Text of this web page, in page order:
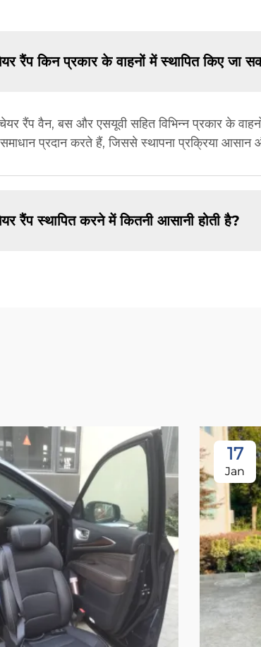
रैंप किन प्रकार के वाहनों में स्थापित किए जा
रैंप वैन, बस और एसयूवी सहित विभिन्न प्रकार के
प्रदान करते हैं, जिससे स्थापना प्रक्रिया आसान
रैंप स्थापित करने में कितनी आसानी होती है?
17
Jan